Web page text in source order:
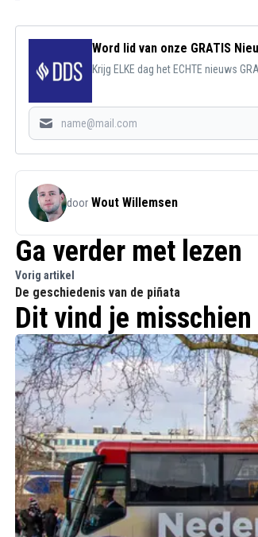
Word lid van onze GRATIS
Krijg ELKE dag het ECHTE nieuws
door Wout Willemsen
Ga verder met lezen
Vorig artikel
De geschiedenis van de piñata
Dit vind je